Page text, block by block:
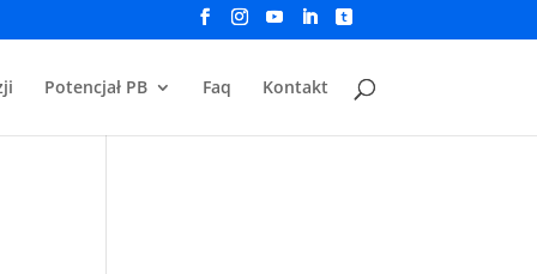
Potencjał PB Faq Kontakt